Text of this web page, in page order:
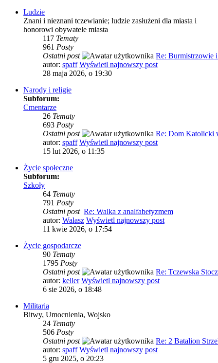
Ludzie
Znani i nieznani tczewianie; ludzie zasłużeni dla miasta i
honorowi obywatele miasta
117 Tematy
961 Posty
Ostatni post
Re: Burmistrzowie
autor: spaff Wyświetl najnowszy post
28 maja 2026, o 19:30
Narody i religie
Subforum:
Cmentarze
26 Tematy
693 Posty
Ostatni post
Re: Dom Katolicki
autor: spaff Wyświetl najnowszy post
15 lut 2026, o 11:35
Życie społeczne
Subforum:
Szkoły
64 Tematy
791 Posty
Ostatni post Re: Walka z analfabetyzmem
autor: Wałasz Wyświetl najnowszy post
11 kwie 2026, o 17:54
Życie gospodarcze
90 Tematy
1795 Posty
Ostatni post
Re: Tczewska
autor: keller Wyświetl najnowszy post
6 sie 2026, o 18:48
Militaria
Bitwy, Umocnienia, Wojsko
24 Tematy
506 Posty
Ostatni post
Re: 2 Batalion
autor: spaff Wyświetl najnowszy post
5 gru 2025, o 20:23